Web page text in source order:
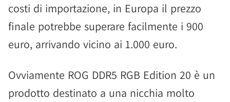
costi di importazione, in Europa il prezzo
finale potrebbe superare facilmente i 900
euro, arrivando vicino ai 1.000 euro.
Ovviamente ROG DDR5 RGB Edition 20 è un
prodotto destinato a una nicchia molto